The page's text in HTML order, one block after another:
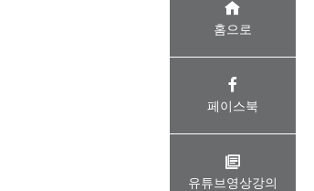
홈으로
페이스북
유튜브영상강의